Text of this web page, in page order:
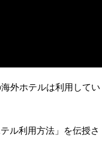
外ホテルは利用してい
ル利用方法」を伝授さ